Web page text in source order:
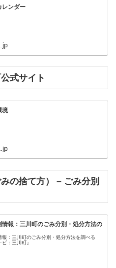
レンダー
式サイト
境
の捨て方） – ごみ分別
情報：三川町のごみ分別・処分方法の
報：三川町のごみ分別・処分方法を調べる
ビ：三川町』